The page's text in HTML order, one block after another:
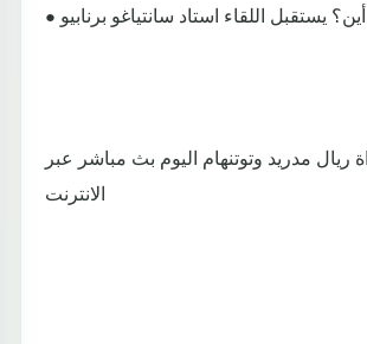
ريال مدريد وتوتنهام اليوم بث مباشر عبر
الانترنت